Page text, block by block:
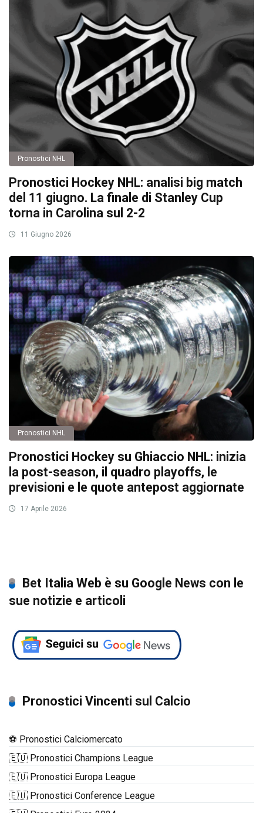
Pronostici NHL
Pronostici Hockey NHL: analisi big match
del 11 giugno. La finale di Stanley Cup
torna in Carolina sul 2-2
11 Giugno 2026
Pronostici NHL
Pronostici Hockey su Ghiaccio NHL: inizia
la post-season, il quadro playoffs, le
previsioni e le quote antepost aggiornate
17 Aprile 2026
Bet Italia Web è su Google News con le
sue notizie e articoli
Pronostici Vincenti sul Calcio
⚽ Pronostici Calciomercato
🇪🇺 Pronostici Champions League
🇪🇺 Pronostici Europa League
🇪🇺 Pronostici Conference League